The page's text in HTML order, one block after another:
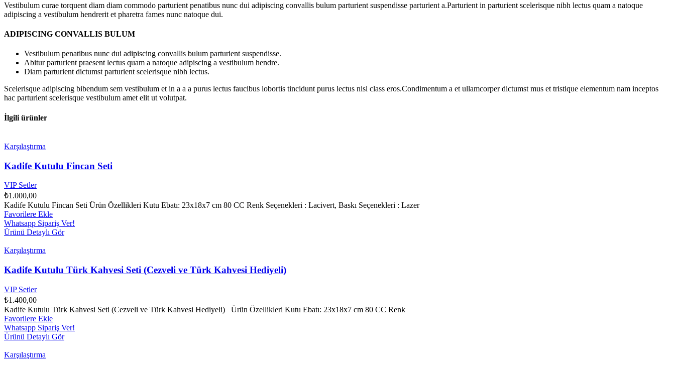
Vestibulum curae torquent diam diam commodo parturient penatibus nunc dui adipiscing convallis bulum parturient suspendisse parturient a.Parturient in parturient scelerisque nibh lectus quam a natoque
adipiscing a vestibulum hendrerit et pharetra fames nunc natoque dui.
ADIPISCING CONVALLIS BULUM
Vestibulum penatibus nunc dui adipiscing convallis bulum parturient suspendisse.
Abitur parturient praesent lectus quam a natoque adipiscing a vestibulum hendre.
Diam parturient dictumst parturient scelerisque nibh lectus.
Scelerisque adipiscing bibendum sem vestibulum et in a a a purus lectus faucibus lobortis tincidunt purus lectus nisl class eros.Condimentum a et ullamcorper dictumst mus et tristique elementum nam inceptos
hac parturient scelerisque vestibulum amet elit ut volutpat.
İlgili ürünler
Karşılaştırma
Kadife Kutulu Fincan Seti
VIP Setler
₺1.000,00
Kadife Kutulu Fincan Seti Ürün Özellikleri Kutu Ebatı: 23x18x7 cm 80 CC Renk Seçenekleri : Lacivert, Baskı Seçenekleri : Lazer
Favorilere Ekle
Whatsapp Sipariş Ver!
Ürünü Detaylı Gör
Karşılaştırma
Kadife Kutulu Türk Kahvesi Seti (Cezveli ve Türk Kahvesi Hediyeli)
VIP Setler
₺1.400,00
Kadife Kutulu Türk Kahvesi Seti (Cezveli ve Türk Kahvesi Hediyeli) Ürün Özellikleri Kutu Ebatı: 23x18x7 cm 80 CC Renk
Favorilere Ekle
Whatsapp Sipariş Ver!
Ürünü Detaylı Gör
Karşılaştırma